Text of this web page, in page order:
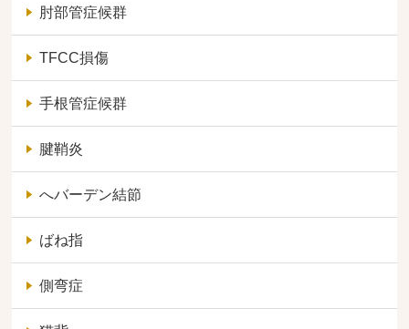
肘部管症候群
TFCC損傷
手根管症候群
腱鞘炎
へバーデン結節
ばね指
側弯症